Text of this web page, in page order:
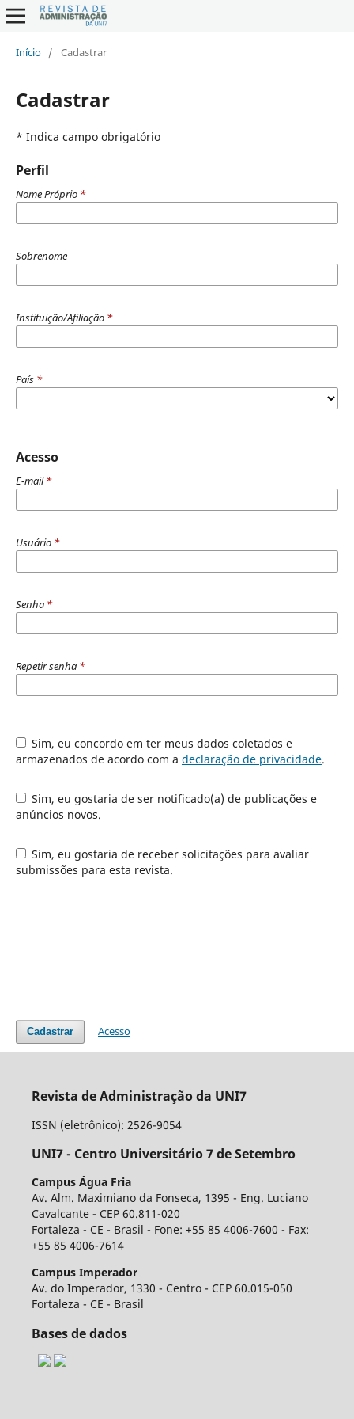
Início / Cadastrar
Cadastrar
* Indica campo obrigatório
Perfil
Nome Próprio *
Sobrenome
Instituição/Afiliação *
País *
Acesso
E-mail*
Usuário *
Senha *
Repetir senha *
Sim, eu concordo em ter meus dados coletados e
armazenados de acordo com a declaração de privacidade.
Sim, eu gostaria de ser notificado(a) de publicações e
anúncios novos.
Sim, eu gostaria de receber solicitações para avaliar
submissões para esta revista.
Cadastrar Acesso
Revista de Administração da UNI7
ISSN (eletrônico): 2526-9054
UNI7 - Centro Universitário 7 de Setembro
Campus Água Fria
Av. Alm. Maximiano da Fonseca, 1395 - Eng. Luciano
Cavalcante - CEP 60.811-020
Fortaleza - CE - Brasil - Fone: +55 85 4006-7600 - Fax:
+55 85 4006-7614
Campus Imperador
Av. do Imperador, 1330 - Centro - CEP 60.015-050
Fortaleza - CE - Brasil
Bases de dados